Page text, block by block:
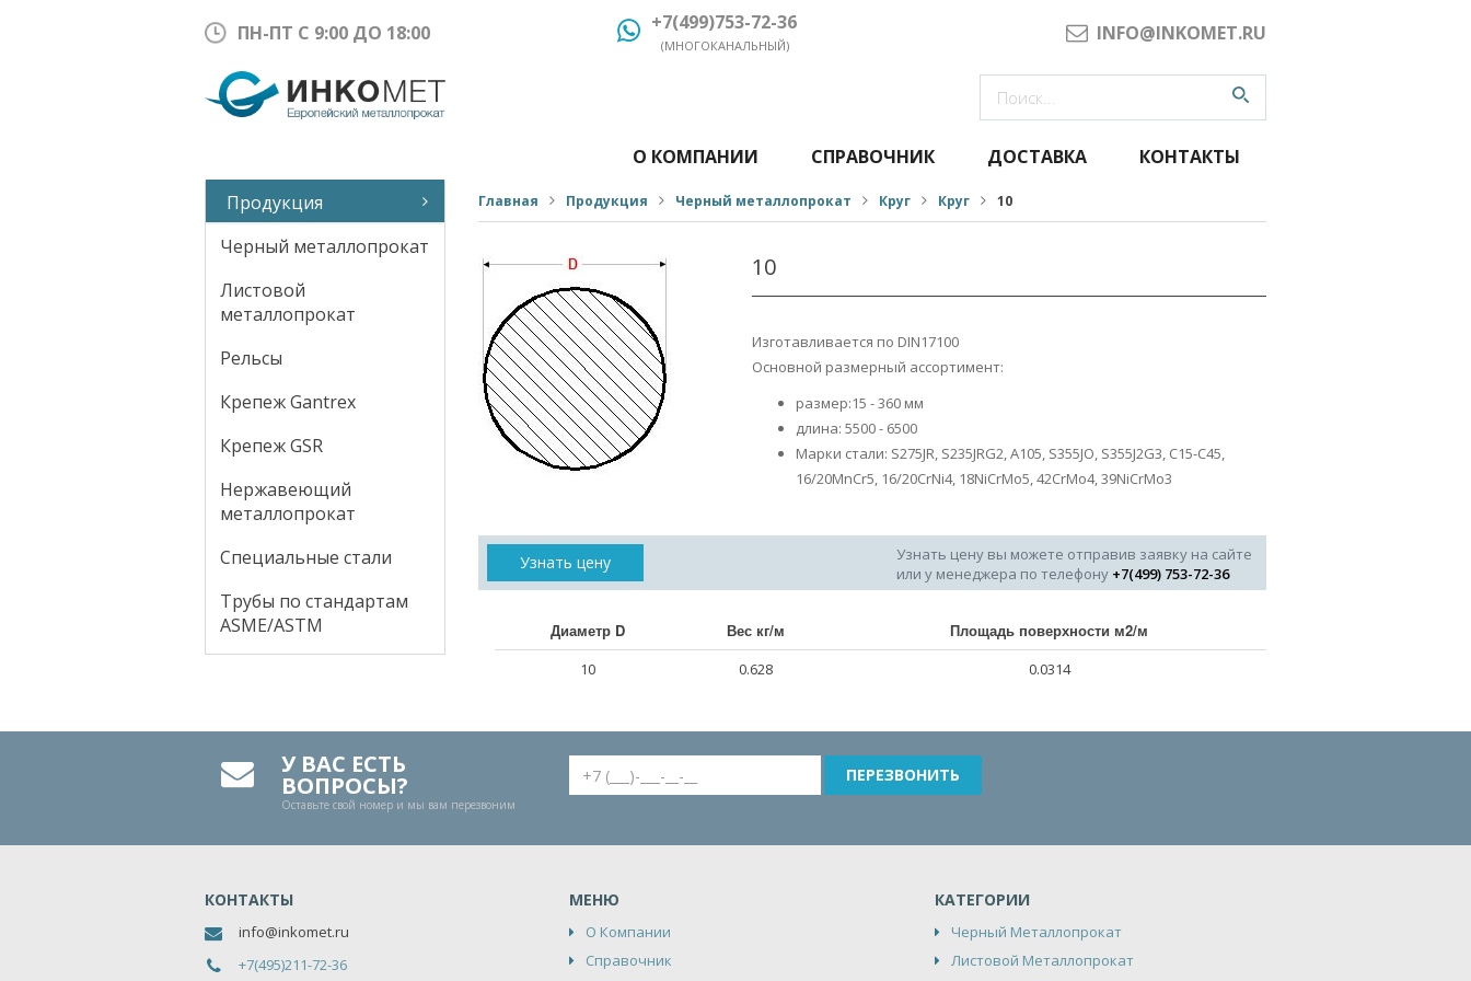
ПН-ПТ С 9:00 ДО 18:00 +7(499)753-72-36
(МНОГОКАНАЛЬНЫЙ)
INFO@INKOMET.RU
Продукция
Черный металлопрокат
Листовой
металлопрокат
Рельсы
Крепеж Gantrex
Крепеж GSR
Нержавеющий
металлопрокат
Специальные стали
Трубы по стандартам
ASME/ASTM
О КОМПАНИИ СПРАВОЧНИК ДОСТАВКА КОНТАКТЫ
Главная Продукция Черный металлопрокат Круг Круг 10
10
Изготавливается по DIN17100
Основной размерный ассортимент:
размер:15 - 360 мм
длина: 5500 - 6500
Марки стали: S275JR, S235JRG2, A105, S355JO, S355J2G3, C15-C45,
16/20MnCr5, 16/20CrNi4, 18NiCrMo5, 42CrMo4, 39NiCrMo3
Узнать цену
Узнать цену вы можете отправив заявку на сайте
или у менеджера по телефону +7(499) 753-72-36
Диаметр D Вес кг/м Площадь поверхности м2/м
10 0.628 0.0314
У ВАС ЕСТЬ
ВОПРОСЫ?
Оставьте свой номер и мы вам перезвоним
КОНТАКТЫ
info@inkomet.ru
+7(495)211-72-36
МЕНЮ
О Компании
Справочник
КАТЕГОРИИ
Черный Металлопрокат
Листовой Металлопрокат